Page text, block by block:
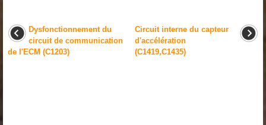
Dysfonctionnement du
circuit de communication
de l'ECM (C1203)
Circuit interne du capteur
d'accélération
(C1419,C1435)